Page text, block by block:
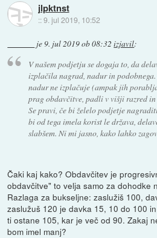
jlpktnst
::9. jul 2019, 10:52
je9. jul 2019 ob 08:32 izjavil:
V našem podjetju se dogaja to, da
izplačila nagrad, nadur in
nadur ne izplačuje (ampak jih
prag obdavčitve, padli v višji razred
Se pravi, če bi želelo podjetje
bi od tega imela korist le država,
slabšem. Ni mi jasno, kako lahko
Čaki kaj kako? Obdavčitev je
obdavčitve" to velja samo za dohodke
Razlaga za bukseljne: zaslužiš 100,
zaslužuš 120 je davka 15, 10 do 100
ti ostane 105, kar je več od 90. Zakaj
bom imel manj?